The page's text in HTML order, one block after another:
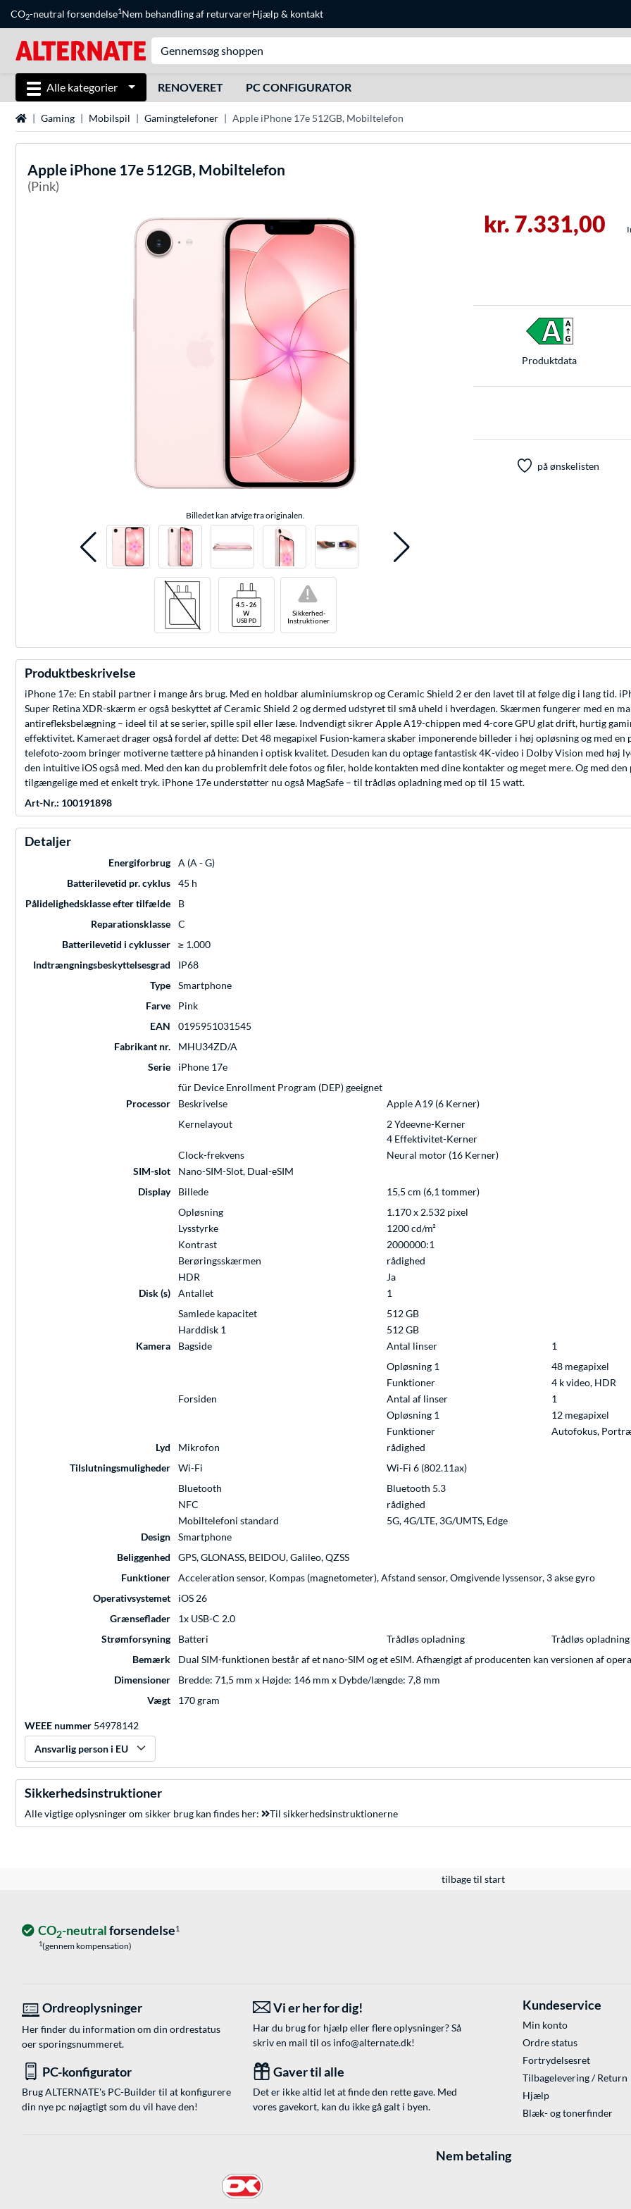
CO2-neutral forsendelse1Nem behandling af returvarerHjælp& kontakt
Alle kategorier RENOVERET PC CONFIGURATOR
StartsideGaming Mobilspil Gamingtelefoner Apple iPhone 17e 512GB, Mobiltelefon
Apple iPhone 17e 512GB, Mobiltelefon
(Pink)
Billedet kan afvige fra originalen.
Sikkerhed-
Instruktioner
!
kr. 7.331,00
Produkt­data
på ønskelisten
Produktbeskrivelse
iPhone 17e: En stabil partner i mange års brug. Med en holdbar aluminiumskrop og Ceramic Shield 2 er den lavet til at følge dig i lang tid.
Super Retina XDR-skærm er også beskyttet af Ceramic Shield 2 og dermed udstyret til små uheld i hverdagen. Skærmen fungerer med en
antirefleksbelægning – ideel til at se serier, spille spil eller læse. Indvendigt sikrer Apple A19-chippen med 4-core GPU glat drift, hurtig
effektivitet. Kameraet drager også fordel af dette: Det 48 megapixel Fusion-kamera skaber imponerende billeder i høj opløsning og med
telefoto-zoom bringer motiverne tættere på hinanden i optisk kvalitet. Desuden kan du optage fantastisk 4K-video i Dolby Vision med høj
den intuitive iOS også med. Med den kan du problemfrit dele fotos og filer, holde kontakten med dine kontakter og meget mere. Og med
tilgængelige med et enkelt tryk. iPhone 17e understøtter nu også MagSafe – til trådløs opladning med op til 15 watt.
Art-Nr.: 100191898
Detaljer
Energiforbrug
A (A - G)
Batterilevetid pr. cyklus
45 h
Pålidelighedsklasse efter tilfælde
B
Reparationsklasse
C
Batterilevetid i cyklusser
≥ 1.000
Indtrængningsbeskyttelsesgrad
IP68
Type
Smartphone
Farve
Pink
EAN
0195951031545
Fabrikant nr.
MHU34ZD/A
Serie
iPhone 17e
für Device Enrollment Program (DEP) geeignet
Processor
Beskrivelse
Apple A19 (6 Kerner)
Kernelayout
2 Ydeevne-Kerner
4 Effektivitet-Kerner
Clock-frekvens
Neural motor (16 Kerner)
SIM-slot
Nano-SIM-Slot, Dual-eSIM
Display
Billede
15,5 cm (6,1 tommer)
Opløsning
1.170 x 2.532 pixel
Lysstyrke
1200 cd/m²
Kontrast
2000000:1
Berøringsskærmen
rådighed
HDR
Ja
Disk (s)
Antallet
1
Samlede kapacitet
512 GB
Harddisk 1
512 GB
Kamera
Bagside Antal linser
1
Opløsning 1
48 megapixel
Funktioner
4 k video, HDR
Forsiden
Antal af linser
1
Opløsning 1
12 megapixel
Funktioner
Autofokus,
Lyd
Mikrofon
rådighed
Tilslutningsmuligheder
Wi-Fi
Wi-Fi 6 (802.11ax)
Bluetooth
Bluetooth 5.3
NFC
rådighed
Mobiltelefoni standard
5G, 4G/LTE, 3G/UMTS, Edge
Design
Smartphone
Beliggenhed
GPS, GLONASS, BEIDOU, Galileo, QZSS
Funktioner
Acceleration sensor, Kompas (magnetometer), Afstand sensor, Omgivende lyssensor, 3 akse gyro
Operativsystemet
iOS 26
Grænseflader
1x USB-C 2.0
Strømforsyning
Batteri Trådløs opladning
Trådløs opladning
Bemærk
Dual SIM-funktionen består af et nano-SIM og et eSIM. Afhængigt af producenten kan versionen af
Dimensioner
Bredde: 71,5 mm x Højde: 146 mm x Dybde/længde: 7,8 mm
Vægt
170 gram
WEEE nummer 54978142
Ansvarlig person i EU
Sikkerhedsinstruktioner
Alle vigtige oplysninger om sikker brug kan findes her: Til sikkerhedsinstruktionerne
tilbage til start
CO2-neutralforsendelse1
1(gennem kompensation)
Ordreoplysninger
Her finder du information om din ordrestatus
oer sporingsnummeret.
Vi er her for dig!
Har du brug for hjælp eller flere oplysninger? Så
skriv en mail til os info@alternate.dk!
PC-konfigurator
Brug ALTERNATE's PC-Builder til at konfigurere
din nye pc nøjagtigt som du vil have den!
Gaver til alle
Det er ikke altid let at finde den rette gave. Med
vores gavekort, kan du ikke gå galt i byen.
Kundeservice
Min konto
Ordre status
Fortrydelsesret
Tilbagelevering / Return
Hjælp
Blæk- og tonerfinder
Nem betaling